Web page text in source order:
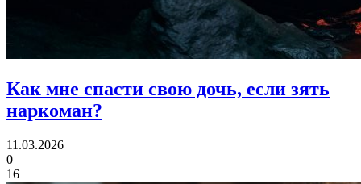
Как мне спасти свою дочь, если зять
наркоман?
11.03.2026
0
16